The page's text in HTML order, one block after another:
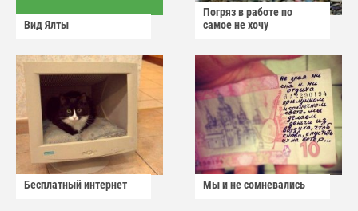
Вид Ялты
Погряз в работе по
самое не хочу
Бесплатный интернет Мы и не сомневались